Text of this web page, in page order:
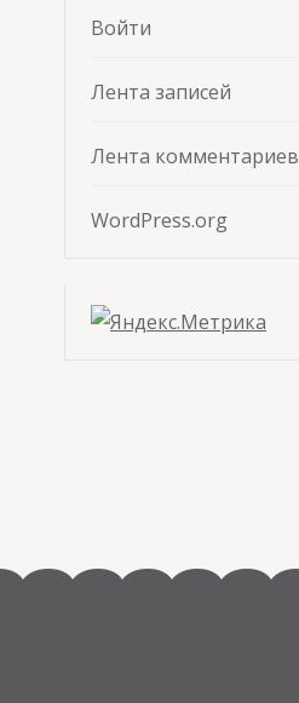
Войти
Лента записей
Лента комментариев
WordPress.org